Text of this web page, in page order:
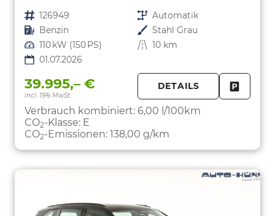
Fahrzeugnr. 126949 Getriebe Automatik
Kraftstoff Benzin Außenfarbe Stahl Grau
Leistung 110 kW (150 PS) Kilometerstand 10 km
01.07.2026
39.995,– €
incl. 19% MwSt.
DETAILS
Verbrauch kombiniert: 6,00 l/100km
CO2-Klasse: E
CO2-Emissionen: 138,00 g/km